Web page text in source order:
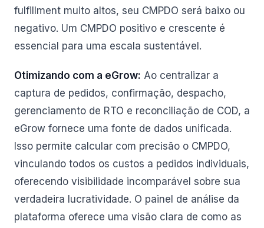
fulfillment muito altos, seu CMPDO será baixo ou
negativo. Um CMPDO positivo e crescente é
essencial para uma escala sustentável.
Otimizando com a eGrow: Ao centralizar a
captura de pedidos, confirmação, despacho,
gerenciamento de RTO e reconciliação de COD, a
eGrow fornece uma fonte de dados unificada.
Isso permite calcular com precisão o CMPDO,
vinculando todos os custos a pedidos individuais,
oferecendo visibilidade incomparável sobre sua
verdadeira lucratividade. O painel de análise da
plataforma oferece uma visão clara de como as